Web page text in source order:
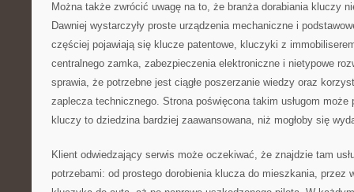
Można także zwrócić uwagę na to, że branża dorabiania kluczy
Dawniej wystarczyły proste urządzenia mechaniczne i
częściej pojawiają się klucze patentowe, kluczyki z
centralnego zamka, zabezpieczenia elektroniczne i nietypowe
sprawia, że potrzebne jest ciągłe poszerzanie wiedzy oraz
zaplecza technicznego. Strona poświęcona takim usługom może
kluczy to dziedzina bardziej zaawansowana, niż mogłoby się
Klient odwiedzający serwis może oczekiwać, że znajdzie tam
potrzebami: od prostego dorobienia klucza do mieszkania, przez